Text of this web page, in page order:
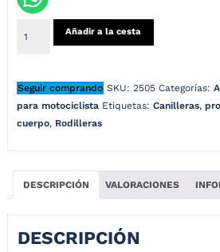
Añadir a la cesta
Seguir comprando SKU: 2505 Categorías:
para motociclista Etiquetas: Canilleras,
cuerpo, Rodilleras
DESCRIPCIÓN VALORACIONES
DESCRIPCIÓN